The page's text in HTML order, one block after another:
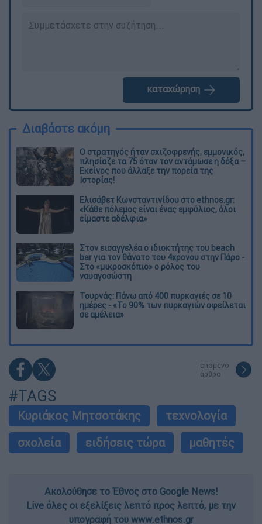
καταχώρηση
Διαβάστε ακόμη
O στρατηγός ήταν σχιζοφρενής, εμμονικός,
πλησίαζε τα 75 όταν τον αντάμωσε η δόξα –
Εκείνος που άλλαξε την πορεία της
Ιστορίας!
Ελισάβετ Κωνσταντινίδου στο ethnos.gr:
«Κάθε πόλεμος είναι ένας εμφύλιος, όλοι
είμαστε αδέλφια»
Στον εισαγγελέα ο ιδιοκτήτης του beach
bar για τον θάνατο του 4χρονου στην Πάρο -
Στο «μικροσκόπιο» ο ρόλος του
ναυαγοσώστη
Τουρνάς: Πάνω από 400 πυρκαγιές σε 10
ημέρες - «Το 90% των πυρκαγιών οφείλεται
σε αμέλεια»
επόμενο
άρθρο
#TAGS
Κυριάκος Μητσοτάκης
τεχνολογία
σχολεία
ειδήσεις τώρα μαθητές
Ακολούθησε το Έθνος στο Google News!
Live όλες οι εξελίξεις λεπτό προς λεπτό, με την
υπογραφή του www.ethnos.gr